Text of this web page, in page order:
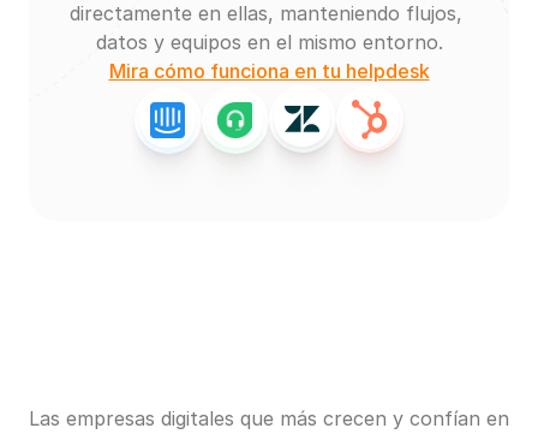
directamente en ellas, manteniendo flujos,
datos y equipos en el mismo entorno.
Mira cómo funciona en tu helpdesk
Las empresas digitales que más crecen y confían en